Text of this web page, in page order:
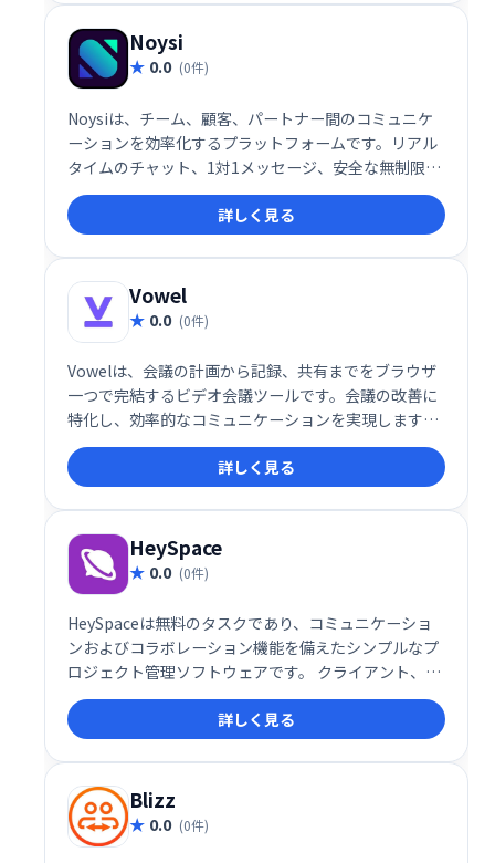
Noysi
0.0 (0件)
Noysiは、チーム、顧客、パートナー間のコミュニケ
ーションを効率化するプラットフォームです。リアル
タイムのチャット、1対1メッセージ、安全な無制限ク
ラウドストレージ、高度なタスクマネージャーなどを
提供。ビデオ通話、画面共有、ファイル共有にも対応
し、プロジェクトの整理や進捗管理をスムーズに行え
ます。アプリ連携機能も備え、既存ツールとの統合も
容易です。チーム、部門、プロジェクト単位での整理
も可能です。
詳しく見る
Vowel
0.0 (0件)
Vowelは、会議の計画から記録、共有までをブラウザ
一つで完結するビデオ会議ツールです。会議の改善に
特化し、効率的なコミュニケーションを実現します。
スムーズな進行と情報共有で、生産性の向上に貢献し
ます。
詳しく見る
HeySpace
0.0 (0件)
HeySpaceは無料のタスクであり、コミュニケーショ
ンおよびコラボレーション機能を備えたシンプルなプ
ロジェクト管理ソフトウェアです。 クライアント、ベ
ンダー、従業員とプロジェクトを調整および整理する
ことにより、エンゲージメント、満足度、透明性を高
めます。
詳しく見る
Blizz
0.0 (0件)